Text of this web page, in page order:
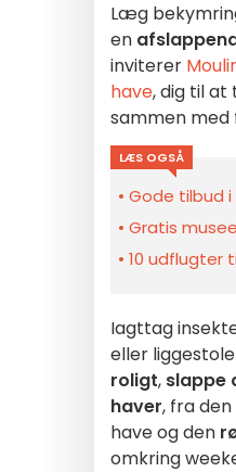
Læg
en
inviterer
have, dig til
sammen med
LÆS OGSÅ
Gode tilbud i
Gratis
10 udflugter
Iagttag
eller
roligt, slappe
haver, fra den
have og den
omkring